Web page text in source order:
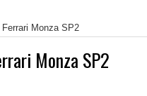
Monza SP2
Monza SP2